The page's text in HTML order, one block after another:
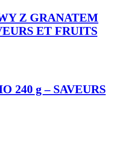
Z GRANATEM
ET FRUITS
240 g – SAVEURS